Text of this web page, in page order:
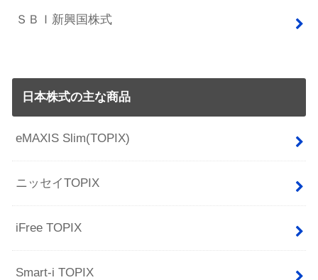
ＳＢＩ新興国株式
日本株式の主な商品
eMAXIS Slim(TOPIX)
ニッセイTOPIX
iFree TOPIX
Smart-i TOPIX